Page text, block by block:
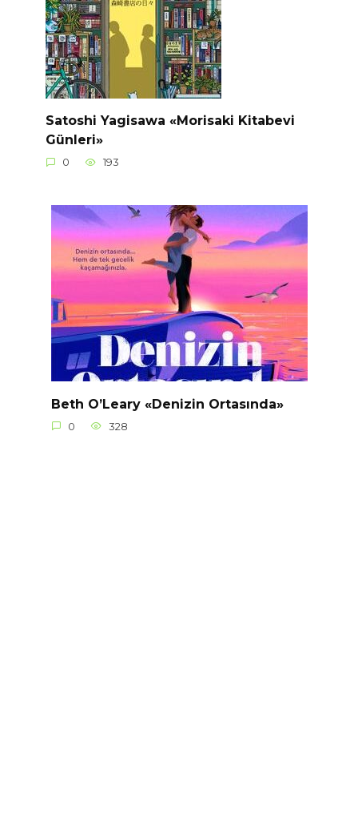
Satoshi Yagisawa «Morisaki Kitabevi
Günleri»
0 193
Beth O’Leary «Denizin Ortasında»
0 328